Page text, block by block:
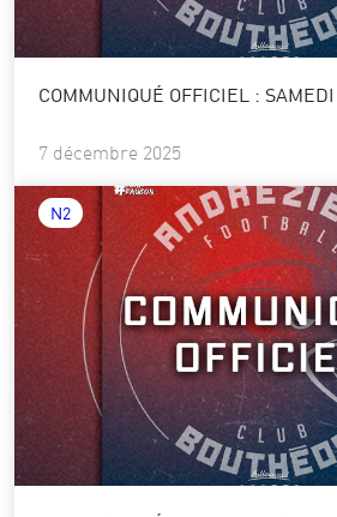
COMMUNIQUÉ OFFICIEL :
7 décembre 2025
N2